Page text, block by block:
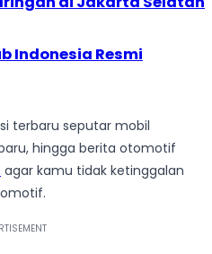
Indonesia Resmi
terbaru seputar mobil
hingga berita otomotif
agar kamu tidak ketinggalan